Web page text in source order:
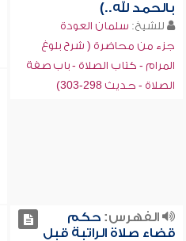
بالحمد لله..)
للشيخ: سلمان العودة
جزء من محاضرة ( شرح بلوغ
المرام - كتاب الصلاة - باب صفة
الصلاة - حديث 298-303)
الفهرس:حكم
قضاء صلاة الراتبة قبل